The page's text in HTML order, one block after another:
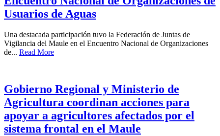
Usuarios de Aguas
Una destacada participación tuvo la Federación de Juntas de
Vigilancia del Maule en el Encuentro Nacional de Organizaciones
de... Read More
Gobierno Regional y Ministerio de
Agricultura coordinan acciones para
apoyar a agricultores afectados por el
sistema frontal en el Maule